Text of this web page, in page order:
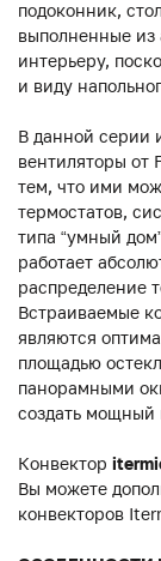
подоконник,
выполненные из
интерьеру,
и виду
В данной серии
вентиляторы от
тем, что ими
термостатов,
типа “умный
работает
распределение
Встраиваемые
являются
площадью
панорамными
создать мощный
Конвектор
Вы можете
конвекторов